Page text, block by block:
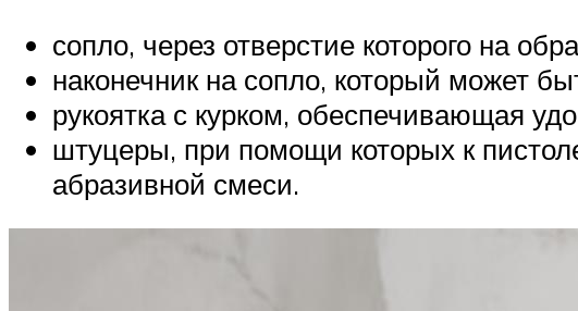
сопло, через отверстие которого на
наконечник на сопло, который может
рукоятка с курком, обеспечивающая
штуцеры, при помощи которых к
абразивной смеси.